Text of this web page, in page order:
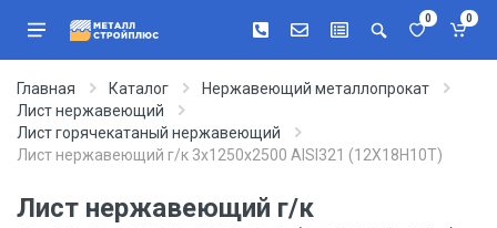
0 0
Главная Каталог
Нержавеющий металлопрокат
Лист нержавеющий
Лист горячекатаный нержавеющий
Лист нержавеющий г/к 3х1250х2500 AISI321 (12Х18Н10Т)
Лист нержавеющий г/к